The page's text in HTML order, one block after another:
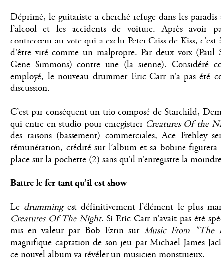
Déprimé, le guitariste a cherché refuge dans les
l’alcool et les accidents de voiture. Après avoir
contrecœur au vote qui a exclu Peter Criss de Kiss, c’est
d’être viré comme un malpropre. Par deux voix (Paul
Gene Simmons) contre une (la sienne). Considéré
employé, le nouveau drummer Eric Carr n’a pas été
discussion.
C’est par conséquent un trio composé de Starchild,
qui entre en studio pour enregistrer Creatures Of the
des raisons (bassement) commerciales, Ace Frehley
rémunération, crédité sur l’album et sa bobine figurera
place sur la pochette (2) sans qu’il n’enregistre la
Battre le fer tant qu’il est show
Le drummingest définitivement l’élément le plus
Creatures Of The Night. Si Eric Carr n’avait pas été
mis en valeur par Bob Ezrin sur Music From "The
magnifique captation de son jeu par Michael James
ce nouvel album va révéler un musicien monstrueux.